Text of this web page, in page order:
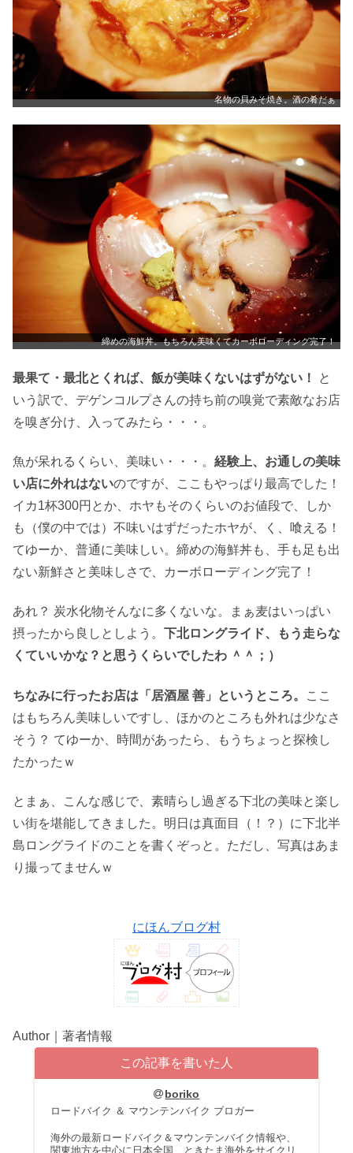
名物の貝みそ焼き。酒の肴だぁ
締めの海鮮丼。もちろん美味くてカーボローディング完了！
最果て・最北とくれば、飯が美味くないはずがない！
と
いう訳で、デゲンコルプさんの持ち前の嗅覚で素敵なお店
を嗅ぎ分け、入ってみたら・・・。
魚が呆れるくらい、美味い・・・。 経験上、お通しの美味
い店に外れはないのですが、ここもやっぱり最高でした！
イカ1杯300円とか、ホヤもそのくらいのお値段で、しか
も（僕の中では）不味いはずだったホヤが、く、喰える！
てゆーか、普通に美味しい。締めの海鮮丼も、手も足も出
ない新鮮さと美味しさで、カーボローディング完了！
あれ？ 炭水化物そんなに多くないな。まぁ麦はいっぱい
摂ったから良しとしよう。 下北ロングライド、もう走らな
くていいかな？と思うくらいでしたわ ＾＾；）
ちなみに行ったお店は「居酒屋 善」というところ。
ここ
はもちろん美味しいですし、ほかのところも外れは少なさ
そう？ てゆーか、時間があったら、もうちょっと探検し
たかったｗ
とまぁ、こんな感じで、素晴らし過ぎる下北の美味と楽し
い街を堪能してきました。明日は真面目（！？）に下北半
島ロングライドのことを書くぞっと。ただし、写真はあま
り撮ってませんｗ
にほんブログ村
Author｜著者情報
この記事を書いた人
boriko
ロードバイク ＆ マウンテンバイク ブロガー
海外の最新ロードバイク＆マウンテンバイク情報や、
関東地方を中心に日本全国、ときたま海外をサイクリ